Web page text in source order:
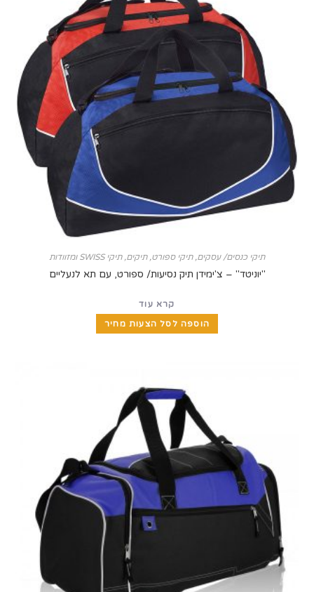
כנסים/ עסקים ,תיקי ספורט,תיקים, תיקי SWISS ומזוודות
– צ'ימידן תיק נסיעות/ ספורט, עם תא לנעליים
הוספה לסל הצעות מחיר